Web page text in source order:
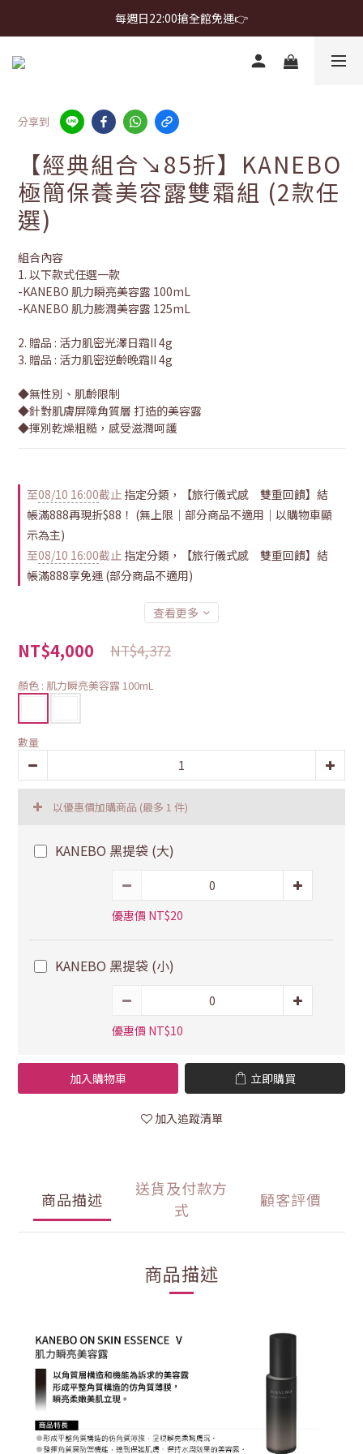
首購免運 $499 起 ＋ 加 LINE 領 $300 折價券 ➤
每週日22:00搶全館免運👉
首購免運 $499 起 ＋ 加 LINE 領 $300 折價券 ➤
分享到
【經典組合↘85折】KANEBO
極簡保養美容露雙霜組 (2款任
選)
組合內容
1. 以下款式任選一款
-KANEBO 肌力瞬亮美容露 100mL
-KANEBO 肌力膨潤美容露 125mL
2. 贈品 : 活力肌密光澤日霜II 4g
3. 贈品 : 活力肌密逆齡晚霜II 4g
◆無性別、肌齡限制
◆針對肌膚屏障角質層 打造的美容露
◆揮別乾燥粗糙，感受滋潤呵護
至08/10 16:00截止 指定分類，【旅行儀式感 雙重回饋】結
帳滿888再現折$88！ (無上限｜部分商品不適用｜以購物車顯
示為主)
至08/10 16:00截止 指定分類，【旅行儀式感 雙重回饋】結
帳滿888享免運 (部分商品不適用)
查看更多
NT$4,000 NT$4,372
顏色 : 肌力瞬亮美容露 100mL
數量
以優惠價加購商品 (最多 1 件)
KANEBO 黑提袋 (大)
優惠價 NT$20
KANEBO 黑提袋 (小)
優惠價 NT$10
加入購物車 立即購買
加入追蹤清單
商品描述
送貨及付款方
式
顧客評價
商品描述